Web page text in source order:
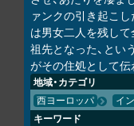
ァンクの引き起こ
は男女二人を残し
祖先となった、とい
がその住処として伝
地域・カテゴリ
西ヨーロッパ イ
キーワード